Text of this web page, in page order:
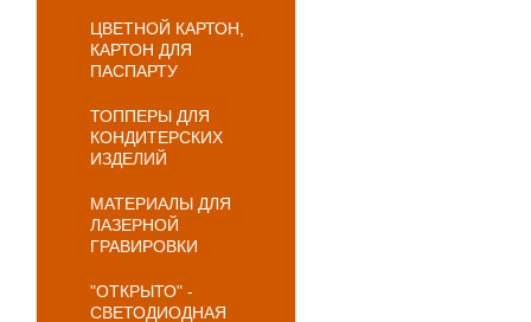
ЦВЕТНОЙ КАРТОН,
КАРТОН ДЛЯ
ПАСПАРТУ
ТОППЕРЫ ДЛЯ
КОНДИТЕРСКИХ
ИЗДЕЛИЙ
МАТЕРИАЛЫ ДЛЯ
ЛАЗЕРНОЙ
ГРАВИРОВКИ
"ОТКРЫТО" -
СВЕТОДИОДНАЯ